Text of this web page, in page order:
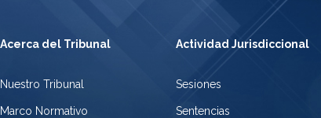
Acerca del Tribunal
Nuestro Tribunal
Marco Normativo
Actividad Jurisdiccional
Sesiones
Sentencias